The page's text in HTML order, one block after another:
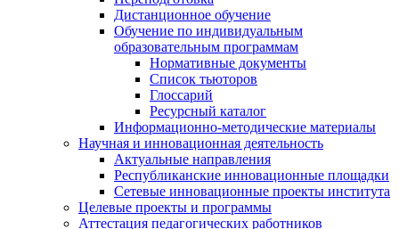
Дистанционное обучение
Обучение по индивидуальным
образовательным программам
Нормативные документы
Список тьюторов
Глоссарий
Ресурсный каталог
Информационно-методические материалы
Научная и инновационная деятельность
Актуальные направления
Республиканские инновационные площадки
Сетевые инновационные проекты института
Целевые проекты и программы
Аттестация педагогических работников